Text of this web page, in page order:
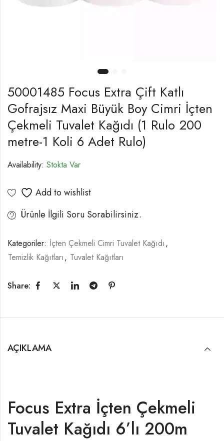
50001485 Focus Extra Çift Katlı
Gofrajsız Maxi Büyük Boy Cimri İçten
Çekmeli Tuvalet Kağıdı (1 Rulo 200
metre-1 Koli 6 Adet Rulo)
Availability: Stokta Var
Add to wishlist
Ürünle İlgili Soru Sorabilirsiniz.
Kategoriler: İçten Çekmeli Cimri Tuvalet Kağıdı,
Temizlik Kağıtları, Tuvalet Kağıtları
Share:
AÇIKLAMA
Focus Extra İçten Çekmeli
Tuvalet Kağıdı 6’lı 200m